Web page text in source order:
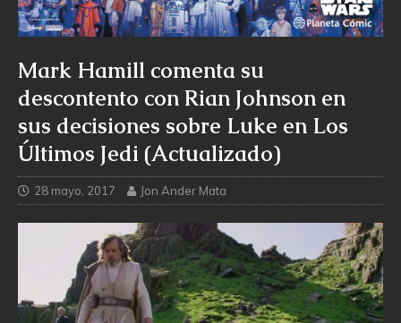
Mark Hamill comenta su
descontento con Rian Johnson en
sus decisiones sobre Luke en Los
Últimos Jedi (Actualizado)
28 mayo, 2017 Jon Ander Mata